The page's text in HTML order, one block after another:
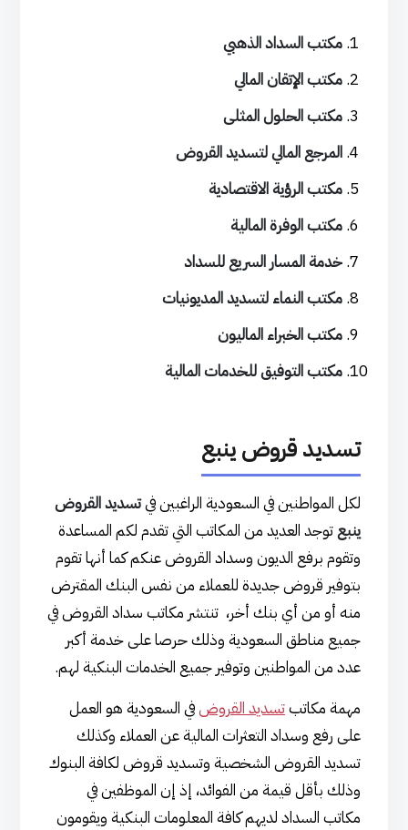
مكتب السداد الذهبي
مكتب الإتقان المالي
مكتب الحلول المثلى
المرجع المالي لتسديد القروض
مكتب الرؤية الاقتصادية
مكتب الوفرة المالية
خدمة المسار السريع للسداد
مكتب النماء لتسديد المديونيات
مكتب الخبراء الماليون
مكتب التوفيق للخدمات المالية
تسديد قروض ينبع
لكل المواطنين في السعودية الراغبين فيتسديد القروض
ينبعتوجد العديد من المكاتب التي تقدم لكم المساعدة
وتقوم برفع الديون وسداد القروض عنكم كما أنها تقوم
بتوفير قروض جديدة للعملاء من نفس البنك المقترض
منه أو من أي بنك أخر، تنتشر مكاتب سداد القروض في
جميع مناطق السعودية وذلك حرصا على خدمة أكبر
عدد من المواطنين وتوفير جميع الخدمات البنكية لهم.
مهمة مكاتبتسديد القروضفي السعودية هو العمل
على رفع وسداد التعثرات المالية عن العملاء وكذلك
تسديد القروض الشخصية وتسديد قروض لكافة البنوك
وذلك بأقل قيمة من الفوائد، إذ إن الموظفين في
مكاتب السداد لديهم كافة المعلومات البنكية ويقومون